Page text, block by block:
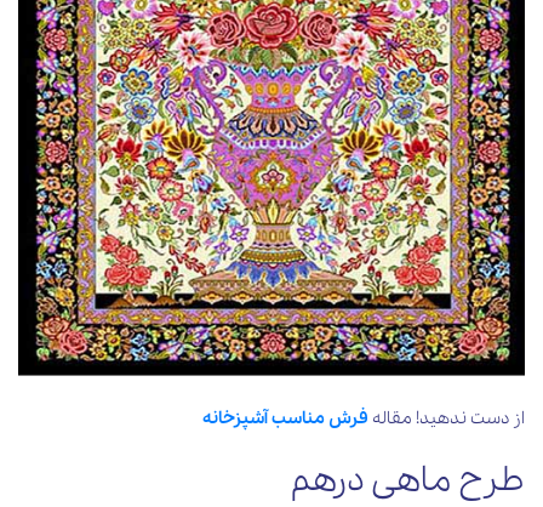
از دست ندهید! مقاله فرش مناسب آشپزخانه
طرح ماهی درهم